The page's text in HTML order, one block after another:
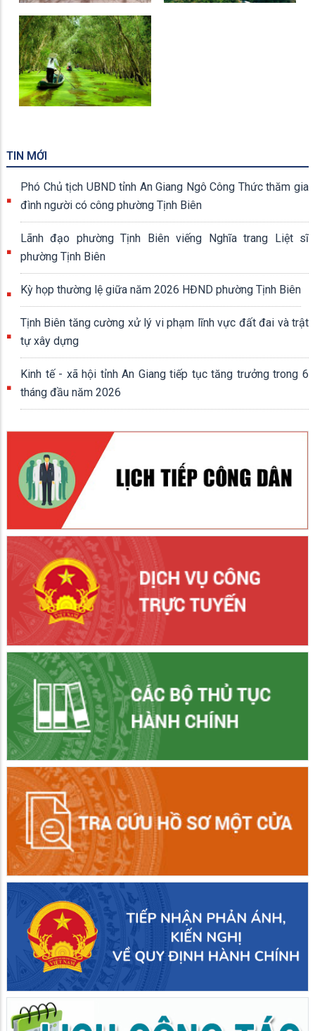
Rừng Tràm Trà Sư
TIN MỚI
Phó Chủ tịch UBND tỉnh An Giang Ngô Công Thức thăm gia
đình người có công phường Tịnh Biên
Lãnh đạo phường Tịnh Biên viếng Nghĩa trang Liệt sĩ
phường Tịnh Biên
Kỳ họp thường lệ giữa năm 2026 HĐND phường Tịnh Biên
Tịnh Biên tăng cường xử lý vi phạm lĩnh vực đất đai và trật
tự xây dựng
Kinh tế - xã hội tỉnh An Giang tiếp tục tăng trưởng trong 6
tháng đầu năm 2026